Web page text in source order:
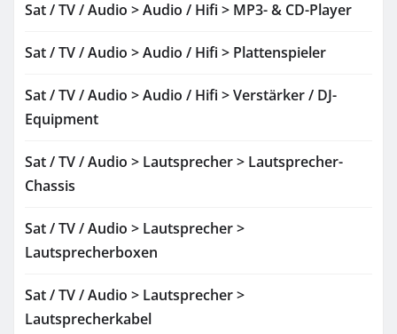
Sat / TV / Audio > Audio / Hifi > MP3- & CD-Player
Sat / TV / Audio > Audio / Hifi > Plattenspieler
Sat / TV / Audio > Audio / Hifi > Verstärker / DJ-
Equipment
Sat / TV / Audio > Lautsprecher > Lautsprecher-
Chassis
Sat / TV / Audio > Lautsprecher >
Lautsprecherboxen
Sat / TV / Audio > Lautsprecher >
Lautsprecherkabel